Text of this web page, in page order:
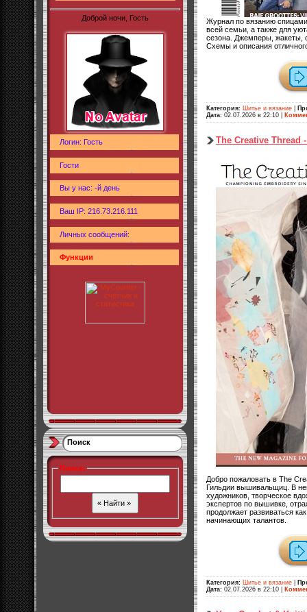
Доброй ночи, Гость
Логин: Гость
Гости
Вы у нас: -й день
Ваш IP: 216.73.216.111
Личных сообщений:
Функции
Поиск
Поиск:
Журнал по вязанию
всей семьи, а также для
сезона. Джемперы, жакеты,
Схемы и описания
Категория: Шитье и вязание
Дата: 02.07.2026 в 22:10
The Creative Thread
Добро пожаловать в The
Гильдии вышивальщиц. В
художников, творческое
экспертов по вышивке,
продолжает развиваться
начинающих талантов.
Категория: Шитье и вязание
Дата: 02.07.2026 в 22:10